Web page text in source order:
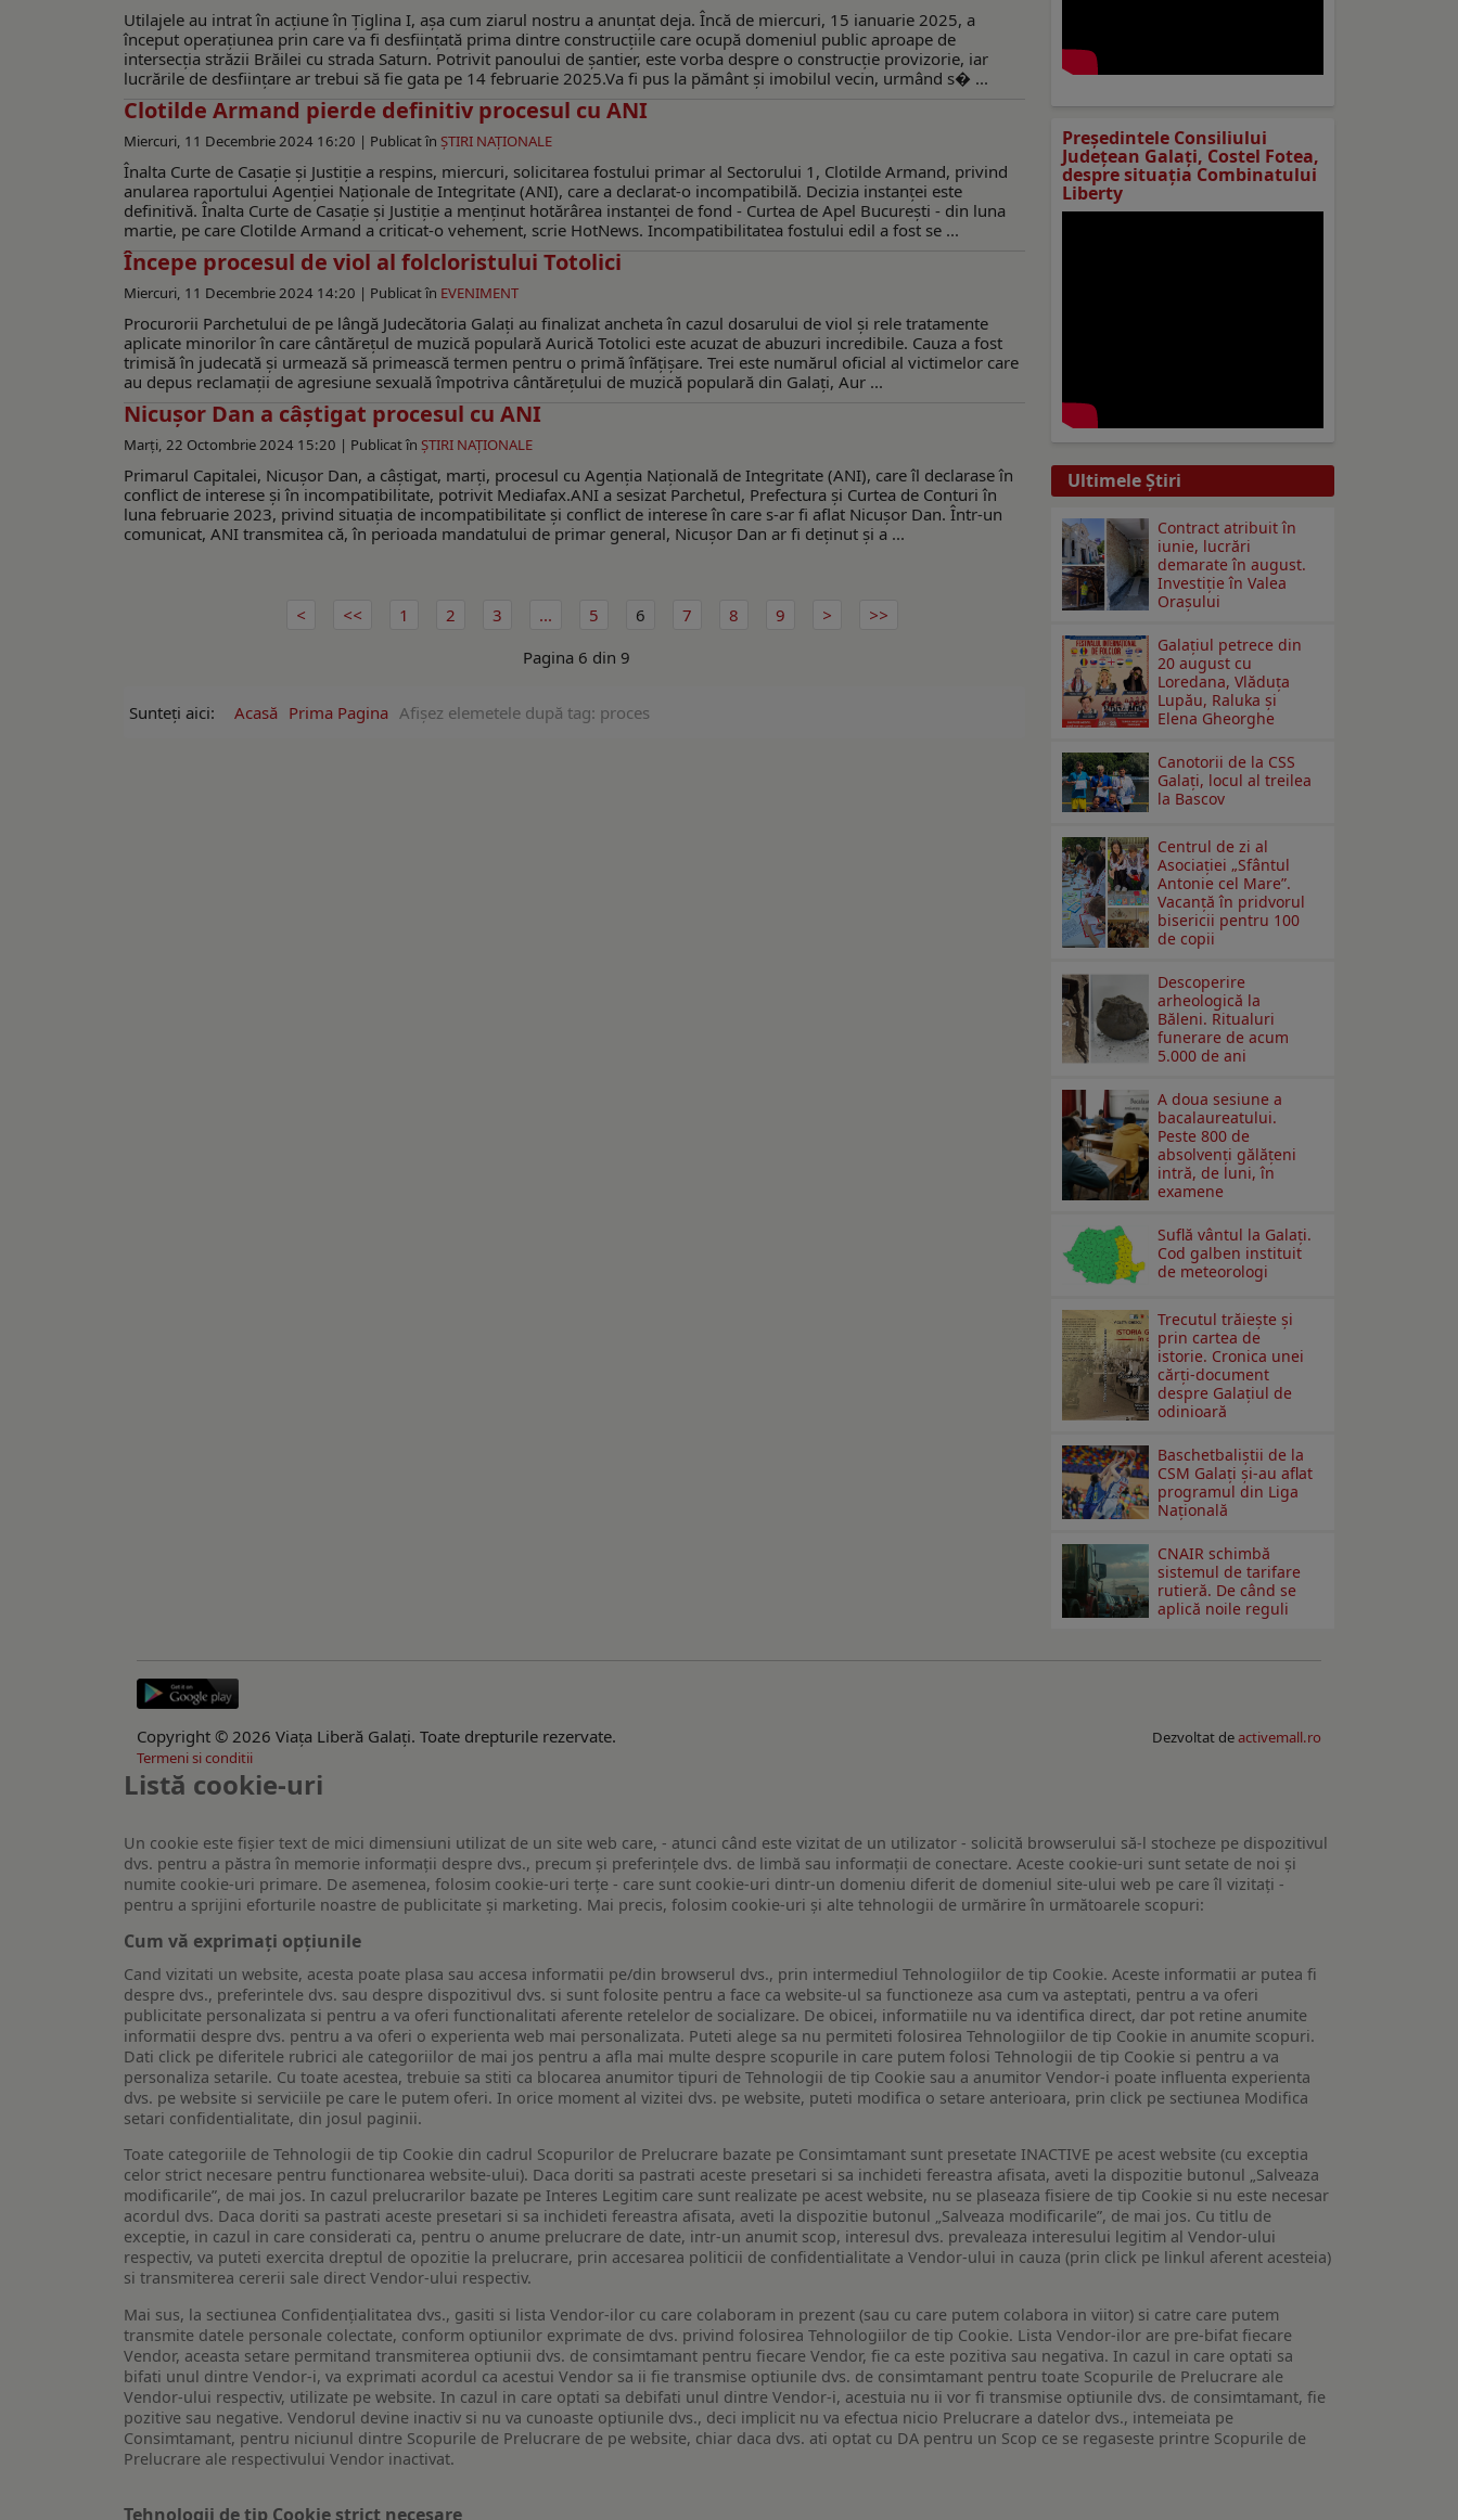
Utilajele au intrat în acţiune în Ţiglina I, aşa cum ziarul nostru a anunţat deja. Încă de miercuri, 15 ianuarie 2025, a
început operaţiunea prin care va fi desfiinţată prima dintre construcţiile care ocupă domeniul public aproape de
intersecția străzii Brăilei cu strada Saturn. Potrivit panoului de şantier, este vorba despre o construcţie provizorie, iar
lucrările de desfiinţare ar trebui să fie gata pe 14 februarie 2025.Va fi pus la pământ şi imobilul vecin, urmând s� ...
Clotilde Armand pierde definitiv procesul cu ANI
Miercuri, 11 Decembrie 2024 16:20 | Publicat în ŞTIRI NAŢIONALE
Înalta Curte de Casație și Justiție a respins, miercuri, solicitarea fostului primar al Sectorului 1, Clotilde Armand, privind
anularea raportului Agenției Naționale de Integritate (ANI), care a declarat-o incompatibilă. Decizia instanței este
definitivă. Înalta Curte de Casație și Justiție a menținut hotărârea instanței de fond - Curtea de Apel București - din luna
martie, pe care Clotilde Armand a criticat-o vehement, scrie HotNews. Incompatibilitatea fostului edil a fost se ...
Începe procesul de viol al folcloristului Totolici
Miercuri, 11 Decembrie 2024 14:20 | Publicat în EVENIMENT
Procurorii Parchetului de pe lângă Judecătoria Galați au finalizat ancheta în cazul dosarului de viol și rele tratamente
aplicate minorilor în care cântărețul de muzică populară Aurică Totolici este acuzat de abuzuri incredibile. Cauza a fost
trimisă în judecată și urmează să primească termen pentru o primă înfățișare. Trei este numărul oficial al victimelor care
au depus reclamații de agresiune sexuală împotriva cântărețului de muzică populară din Galați, Aur ...
Nicușor Dan a câștigat procesul cu ANI
Marți, 22 Octombrie 2024 15:20 | Publicat în ŞTIRI NAŢIONALE
Primarul Capitalei, Nicușor Dan, a câștigat, marți, procesul cu Agenția Națională de Integritate (ANI), care îl declarase în
conflict de interese și în incompatibilitate, potrivit Mediafax.ANI a sesizat Parchetul, Prefectura şi Curtea de Conturi în
luna februarie 2023, privind situaţia de incompatibilitate şi conflict de interese în care s-ar fi aflat Nicuşor Dan. Într-un
comunicat, ANI transmitea că, în perioada mandatului de primar general, Nicuşor Dan ar fi deţinut şi a ...
1 2 3 ... 5 6 7 8
9
Pagina 6 din 9
Sunteți aici: Acasă Prima Pagina Afişez elemetele după tag: proces
Preşedintele Consiliului
Judeţean Galaţi, Costel Fotea,
despre situaţia Combinatului
Liberty
Ultimele Ştiri
Contract atribuit în
iunie, lucrări
demarate în august.
Investiţie în Valea
Oraşului
Galaţiul petrece din
20 august cu
Loredana, Vlăduța
Lupău, Raluka și
Elena Gheorghe
Canotorii de la CSS
Galați, locul al treilea
la Bascov
Centrul de zi al
Asociației „Sfântul
Antonie cel Mare”.
Vacanță în pridvorul
bisericii pentru 100
de copii
Descoperire
arheologică la
Băleni. Ritualuri
funerare de acum
5.000 de ani
A doua sesiune a
bacalaureatului.
Peste 800 de
absolvenţi gălăţeni
intră, de luni, în
examene
Suflă vântul la Galaţi.
Cod galben instituit
de meteorologi
Trecutul trăiește și
prin cartea de
istorie. Cronica unei
cărți-document
despre Galațiul de
odinioară
Baschetbaliștii de la
CSM Galați și-au aflat
programul din Liga
Națională
CNAIR schimbă
sistemul de tarifare
rutieră. De când se
aplică noile reguli
Copyright © 2026 Viaţa Liberă Galaţi. Toate drepturile rezervate. Dezvoltat deactivemall.ro
Termeni si conditii
Listă cookie-uri
Un cookie este fişier text de mici dimensiuni utilizat de un site web care, - atunci când este vizitat de un utilizator - solicită browserului să-l stocheze pe dispozitivul
dvs. pentru a păstra în memorie informații despre dvs., precum și preferințele dvs. de limbă sau informații de conectare. Aceste cookie-uri sunt setate de noi și
numite cookie-uri primare. De asemenea, folosim cookie-uri terțe - care sunt cookie-uri dintr-un domeniu diferit de domeniul site-ului web pe care îl vizitați -
pentru a sprijini eforturile noastre de publicitate și marketing. Mai precis, folosim cookie-uri și alte tehnologii de urmărire în următoarele scopuri:
Cum vă exprimați opțiunile
Cand vizitati un website, acesta poate plasa sau accesa informatii pe/din browserul dvs., prin intermediul Tehnologiilor de tip Cookie. Aceste informatii ar putea fi
despre dvs., preferintele dvs. sau despre dispozitivul dvs. si sunt folosite pentru a face ca website-ul sa functioneze asa cum va asteptati, pentru a va oferi
publicitate personalizata si pentru a va oferi functionalitati aferente retelelor de socializare. De obicei, informatiile nu va identifica direct, dar pot retine anumite
informatii despre dvs. pentru a va oferi o experienta web mai personalizata. Puteti alege sa nu permiteti folosirea Tehnologiilor de tip Cookie in anumite scopuri.
Dati click pe diferitele rubrici ale categoriilor de mai jos pentru a afla mai multe despre scopurile in care putem folosi Tehnologii de tip Cookie si pentru a va
personaliza setarile. Cu toate acestea, trebuie sa stiti ca blocarea anumitor tipuri de Tehnologii de tip Cookie sau a anumitor Vendor-i poate influenta experienta
dvs. pe website si serviciile pe care le putem oferi. In orice moment al vizitei dvs. pe website, puteti modifica o setare anterioara, prin click pe sectiunea Modifica
setari confidentialitate, din josul paginii.
Toate categoriile de Tehnologii de tip Cookie din cadrul Scopurilor de Prelucrare bazate pe Consimtamant sunt presetate INACTIVE pe acest website (cu exceptia
celor strict necesare pentru functionarea website-ului). Daca doriti sa pastrati aceste presetari si sa inchideti fereastra afisata, aveti la dispozitie butonul „Salveaza
modificarile”, de mai jos. In cazul prelucrarilor bazate pe Interes Legitim care sunt realizate pe acest website, nu se plaseaza fisiere de tip Cookie si nu este necesar
acordul dvs. Daca doriti sa pastrati aceste presetari si sa inchideti fereastra afisata, aveti la dispozitie butonul „Salveaza modificarile”, de mai jos. Cu titlu de
exceptie, in cazul in care considerati ca, pentru o anume prelucrare de date, intr-un anumit scop, interesul dvs. prevaleaza interesului legitim al Vendor-ului
respectiv, va puteti exercita dreptul de opozitie la prelucrare, prin accesarea politicii de confidentialitate a Vendor-ului in cauza (prin click pe linkul aferent acesteia)
si transmiterea cererii sale direct Vendor-ului respectiv.
Mai sus, la sectiunea Confidențialitatea dvs., gasiti si lista Vendor-ilor cu care colaboram in prezent (sau cu care putem colabora in viitor) si catre care putem
transmite datele personale colectate, conform optiunilor exprimate de dvs. privind folosirea Tehnologiilor de tip Cookie. Lista Vendor-ilor are pre-bifat fiecare
Vendor, aceasta setare permitand transmiterea optiunii dvs. de consimtamant pentru fiecare Vendor, fie ca este pozitiva sau negativa. In cazul in care optati sa
bifati unul dintre Vendor-i, va exprimati acordul ca acestui Vendor sa ii fie transmise optiunile dvs. de consimtamant pentru toate Scopurile de Prelucrare ale
Vendor-ului respectiv, utilizate pe website. In cazul in care optati sa debifati unul dintre Vendor-i, acestuia nu ii vor fi transmise optiunile dvs. de consimtamant, fie
pozitive sau negative. Vendorul devine inactiv si nu va cunoaste optiunile dvs., deci implicit nu va efectua nicio Prelucrare a datelor dvs., intemeiata pe
Consimtamant, pentru niciunul dintre Scopurile de Prelucrare de pe website, chiar daca dvs. ati optat cu DA pentru un Scop ce se regaseste printre Scopurile de
Prelucrare ale respectivului Vendor inactivat.
Tehnologii de tip Cookie strict necesare